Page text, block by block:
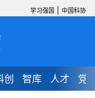
创 智库 人才 党
学习强国 | 中国科协